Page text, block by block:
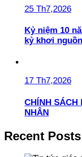
25 Th7,2026
Kỷ niệm 10
kỷ khơi
17 Th7,2026
CHÍNH
NHÂN
Recent Posts